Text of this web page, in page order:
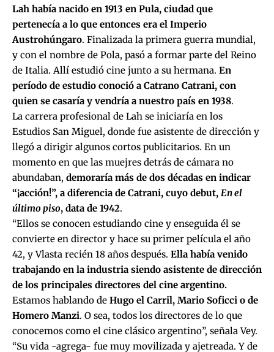
Lah había nacido en 1913 en Pula, ciudad que
pertenecía a lo que entonces era el Imperio
Austrohúngaro. Finalizada la primera guerra mundial,
y con el nombre de Pola, pasó a formar parte del Reino
de Italia. Allí estudió cine junto a su hermana. En
período de estudio conoció a Catrano Catrani, con
quien se casaría y vendría a nuestro país en 1938.
La carrera profesional de Lah se iniciaría en los
Estudios San Miguel, donde fue asistente de dirección y
llegó a dirigir algunos cortos publicitarios. En un
momento en que las muejres detrás de cámara no
abundaban, demoraría más de dos décadas en indicar
“¡acción!”, a diferencia de Catrani, cuyo debut, En el
último piso, data de 1942.
“Ellos se conocen estudiando cine y enseguida él se
convierte en director y hace su primer película el año
42, y Vlasta recién 18 años después. Ella había venido
trabajando en la industria siendo asistente de dirección
de los principales directores del cine argentino.
Estamos hablando de Hugo el Carril, Mario Soficci o de
Homero Manzi. O sea, todos los directores de lo que
conocemos como el cine clásico argentino”, señala Vey.
“Su vida -agrega- fue muy movilizada y ajetreada. Y de